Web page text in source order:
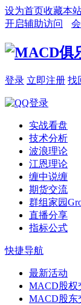
设为首页收藏本
开启辅助访问
登录 立即注册 找
实战看盘
技术分析
波浪理论
江恩理论
缠中说缠
期货交流
群组家园
直播分享
指标公式
快捷导航
最新活动
MACD股权
MACD股东